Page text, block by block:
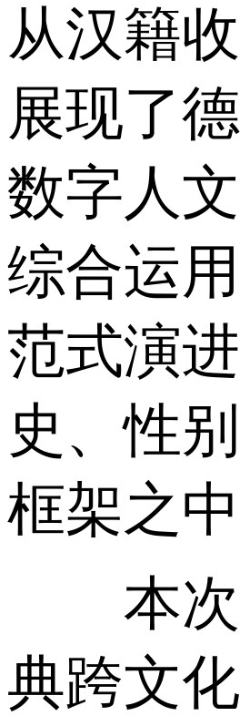
从汉籍
展现了
数字人
综合运
范式演
史、性
框架之中
本次
典跨文